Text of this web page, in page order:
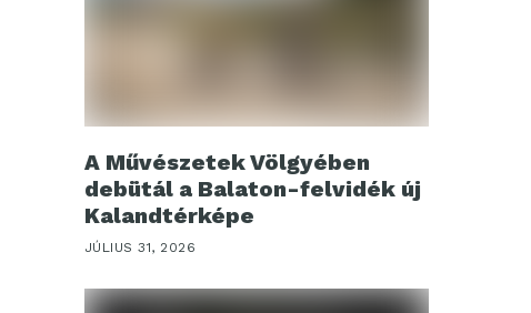
A Művészetek Völgyében
debütál a Balaton-felvidék új
Kalandtérképe
JÚLIUS 31, 2026